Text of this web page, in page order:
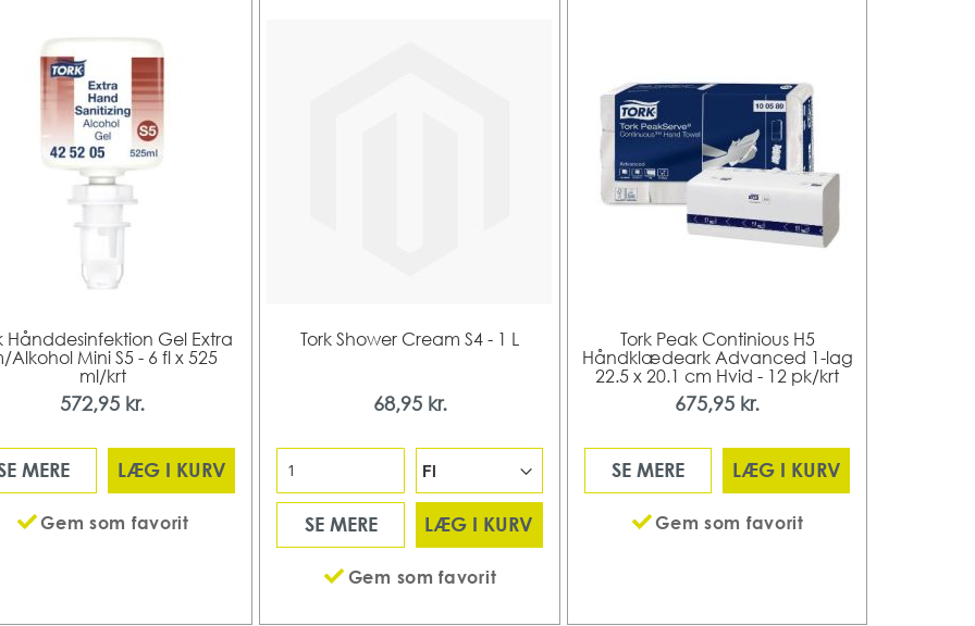
Hånddesinfektion Gel Extra
Alkohol Mini S5 - 6 fl x 525
ml/krt
572,95 kr.
MERE LÆG I KURV
Gem som favorit
Tork Shower Cream S4 - 1 L
68,95 kr.
SE MERE LÆG I KURV
Gem som favorit
Tork Peak Continious H5
Håndklædeark Advanced 1-lag
22.5 x 20.1 cm Hvid - 12 pk/krt
675,95 kr.
SE MERE LÆG I KURV
Gem som favorit